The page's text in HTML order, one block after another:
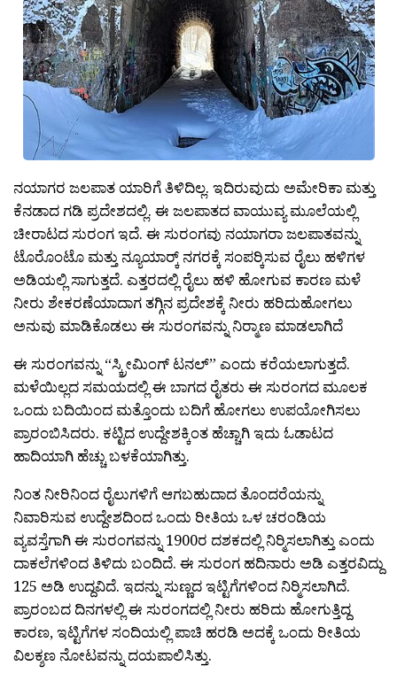
ನಯಾಗರ ಜಲಪಾತ ಯಾರಿಗೆ ತಿಳಿದಿಲ್ಲ. ಇದಿರುವುದು ಅಮೇರಿಕಾ ಮತ್ತು
ಕೆನಡಾದ ಗಡಿ ಪ್ರದೇಶದಲ್ಲಿ. ಈ ಜಲಪಾತದ ವಾಯುವ್ಯ ಮೂಲೆಯಲ್ಲಿ
ಚೀರಾಟದ ಸುರಂಗ ಇದೆ. ಈ ಸುರಂಗವು ನಯಾಗರಾ ಜಲಪಾತವನ್ನು
ಟೊರೊಂಟೊ ಮತ್ತು ನ್ಯೂಯಾರ‍್ಕ್ ನಗರಕ್ಕೆ ಸಂಪರ‍್ಕಿಸುವ ರೈಲು ಹಳಿಗಳ
ಅಡಿಯಲ್ಲಿ ಸಾಗುತ್ತದೆ. ಎತ್ತರದಲ್ಲಿ ರೈಲು ಹಳಿ ಹೋಗುವ ಕಾರಣ ಮಳೆ
ನೀರು ಶೇಕರಣೆಯಾದಾಗ ತಗ್ಗಿನ ಪ್ರದೇಶಕ್ಕೆ ನೀರು ಹರಿದುಹೋಗಲು
ಅನುವು ಮಾಡಿಕೊಡಲು ಈ ಸುರಂಗವನ್ನು ನಿರ‍್ಮಾಣ ಮಾಡಲಾಗಿದೆ
ಈ ಸುರಂಗವನ್ನು “ಸ್ಕ್ರೀಮಿಂಗ್ ಟನಲ್” ಎಂದು ಕರೆಯಲಾಗುತ್ತದೆ.
ಮಳೆಯಿಲ್ಲದ ಸಮಯದಲ್ಲಿ ಈ ಬಾಗದ ರೈತರು ಈ ಸುರಂಗದ ಮೂಲಕ
ಒಂದು ಬದಿಯಿಂದ ಮತ್ತೊಂದು ಬದಿಗೆ ಹೋಗಲು ಉಪಯೋಗಿಸಲು
ಪ್ರಾರಂಬಿಸಿದರು. ಕಟ್ಟಿದ ಉದ್ದೇಶಕ್ಕಿಂತ ಹೆಚ್ಚಾಗಿ ಇದು ಓಡಾಟದ
ಹಾದಿಯಾಗಿ ಹೆಚ್ಚು ಬಳಕೆಯಾಗಿತ್ತು.
ನಿಂತ ನೀರಿನಿಂದ ರೈಲುಗಳಿಗೆ ಆಗಬಹುದಾದ ತೊಂದರೆಯನ್ನು
ನಿವಾರಿಸುವ ಉದ್ದೇಶದಿಂದ ಒಂದು ರೀತಿಯ ಒಳ ಚರಂಡಿಯ
ವ್ಯವಸ್ತೆಗಾಗಿ ಈ ಸುರಂಗವನ್ನು 1900ರ ದಶಕದಲ್ಲಿ ನಿರ‍್ಮಿಸಲಾಗಿತ್ತು ಎಂದು
ದಾಕಲೆಗಳಿಂದ ತಿಳಿದು ಬಂದಿದೆ. ಈ ಸುರಂಗ ಹದಿನಾರು ಅಡಿ ಎತ್ತರವಿದ್ದು
125 ಅಡಿ ಉದ್ದವಿದೆ. ಇದನ್ನು ಸುಣ್ಣದ ಇಟ್ಟಿಗೆಗಳಿಂದ ನಿರ‍್ಮಿಸಲಾಗಿದೆ.
ಪ್ರಾರಂಬದ ದಿನಗಳಲ್ಲಿ ಈ ಸುರಂಗದಲ್ಲಿ ನೀರು ಹರಿದು ಹೋಗುತ್ತಿದ್ದ
ಕಾರಣ, ಇಟ್ಟಿಗೆಗಳ ಸಂದಿಯಲ್ಲಿ ಪಾಚಿ ಹರಡಿ ಅದಕ್ಕೆ ಒಂದು ರೀತಿಯ
ವಿಲಕ್ಶಣ ನೋಟವನ್ನು ದಯಪಾಲಿಸಿತ್ತು.